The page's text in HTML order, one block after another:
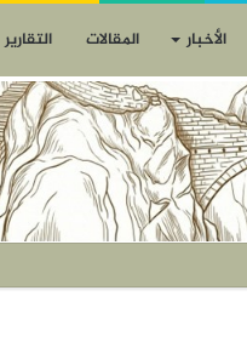
الأخبار المقالات التقارير